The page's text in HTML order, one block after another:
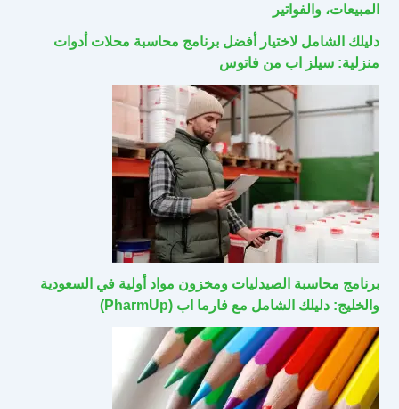
المبيعات، والفواتير
دليلك الشامل لاختيار أفضل برنامج محاسبة محلات أدوات
منزلية: سيلز اب من فاتوس
برنامج محاسبة الصيدليات ومخزون مواد أولية في السعودية
والخليج: دليلك الشامل مع فارما اب (PharmUp)